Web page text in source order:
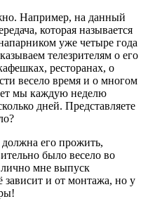
Например, на данный
которая называется
уже четыре года
телезрителям о его
ресторанах, о
весело время и о многом
мы каждую неделю
дней. Представляете
его прожить,
было весело во
мне выпуск
и от монтажа, но у